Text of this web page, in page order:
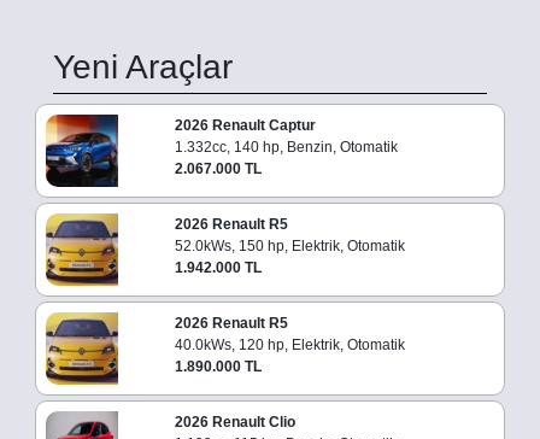
Yeni Araçlar
2026 Renault Captur
1.332cc, 140 hp, Benzin, Otomatik
2.067.000 TL
2026 Renault R5
52.0kWs, 150 hp, Elektrik, Otomatik
1.942.000 TL
2026 Renault R5
40.0kWs, 120 hp, Elektrik, Otomatik
1.890.000 TL
2026 Renault Clio